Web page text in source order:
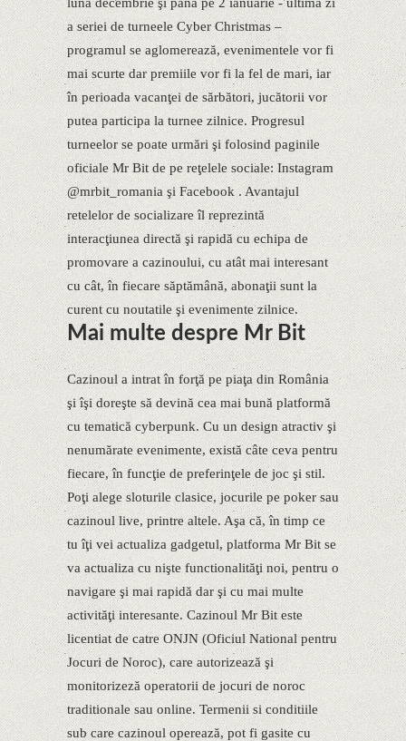
a seriei de turneele Cyber Christmas –
programul se aglomerează, evenimentele vor fi
mai scurte dar premiile vor fi la fel de mari, iar
în perioada vacanţei de sărbători, jucătorii vor
putea participa la turnee zilnice. Progresul
turneelor se poate urmări şi folosind paginile
oficiale Mr Bit de pe reţelele sociale: Instagram
@mrbit_romania şi Facebook . Avantajul
retelelor de socializare îl reprezintă
interacţiunea directă şi rapidă cu echipa de
promovare a cazinoului, cu atât mai interesant
cu cât, în fiecare săptămână, abonaţii sunt la
curent cu noutatile şi evenimente zilnice.
Mai multe despre Mr Bit
Cazinoul a intrat în forţă pe piaţa din România
şi îşi doreşte să devină cea mai bună platformă
cu tematică cyberpunk. Cu un design atractiv şi
nenumărate evenimente, există câte ceva pentru
fiecare, în funcţie de preferinţele de joc şi stil.
Poţi alege sloturile clasice, jocurile pe poker sau
cazinoul live, printre altele. Aşa că, în timp ce
tu îţi vei actualiza gadgetul, platforma Mr Bit se
va actualiza cu nişte functionalităţi noi, pentru o
navigare şi mai rapidă dar şi cu mai multe
activităţi interesante. Cazinoul Mr Bit este
licentiat de catre ONJN (Oficiul National pentru
Jocuri de Noroc), care autorizează şi
monitorizeză operatorii de jocuri de noroc
traditionale sau online. Termenii si conditiile
sub care cazinoul operează, pot fi gasite cu